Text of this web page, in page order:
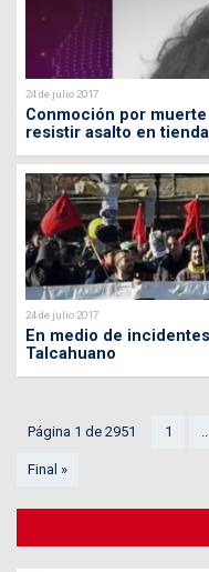
24 de julio 2017
Conmoción por
resistir asalto en
24 de julio 2017
En medio de
Talcahuano
Página 1 de 2951 1
Final »